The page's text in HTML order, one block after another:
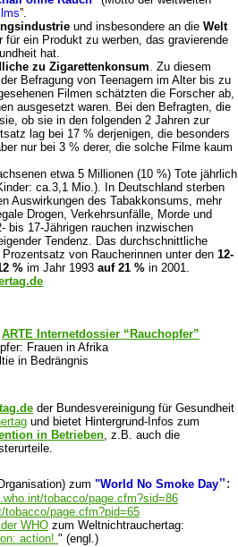
”.
und insbesondere an die Welt
für ein Produkt zu werben, das gravierende
hat.
zu Zigarettenkonsum. Zu diesem
Befragung von Teenagern im Alter bis zu
Filmen schätzten die Forscher ab,
ausgesetzt waren. Bei den Befragten, die
ob sie in den folgenden 2 Jahren zur
lag bei 17 % derjenigen, die besonders
nur bei 3 % derer, die solche Filme kaum
etwa 5 Millionen (10 %) Tote jährlich
ca.3,1 Mio.). In Deutschland sterben
Auswirkungen des Tabakkonsums, mehr
Drogen, Verkehrsunfälle, Morde und
bis 17-Jährigen rauchen inzwischen
Tendenz. Das durchschnittliche
von Raucherinnen unter den 12-
% im Jahr 1993 auf 21 % in 2001.
ARTE Internetdossier “Rauchopfer”
Frauen in Afrika
in Bedrängnis
der Bundesvereinigung für Gesundheit
und bietet Hintergrund-Infos zum
in Betrieben, z.B. auch die
zum "World No Smoke Day":
tobacco/page.cfm?sid=86
tobacco/page.cfm?pid=65
WHO zum Weltnichtrauchertag:
action! " (engl.)